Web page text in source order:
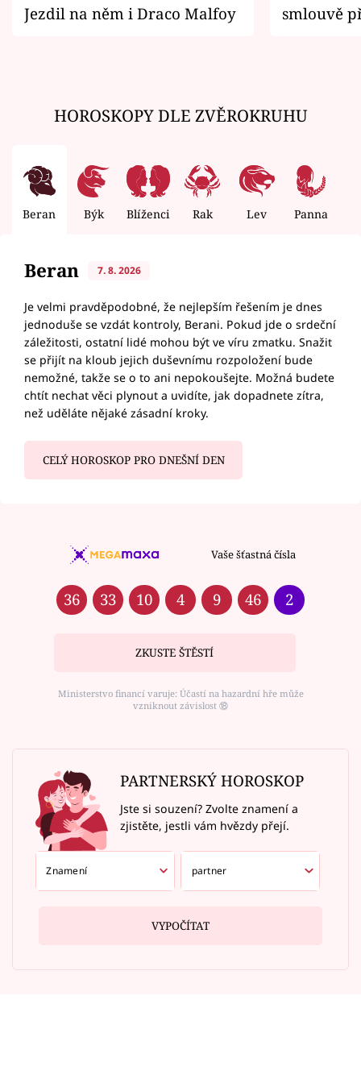
Jezdil na něm i Draco Malfoy
smlouvě
HOROSKOPY DLE ZVĚROKRUHU
Beran Býk Blíženci Rak Lev Panna
Beran 7. 8. 2026
Je velmi pravděpodobné, že nejlepším řešením je dnes
jednoduše se vzdát kontroly, Berani. Pokud jde o srdeční
záležitosti, ostatní lidé mohou být ve víru zmatku. Snažit
se přijít na kloub jejich duševnímu rozpoložení bude
nemožné, takže se o to ani nepokoušejte. Možná budete
chtít nechat věci plynout a uvidíte, jak dopadnete zítra,
než uděláte nějaké zásadní kroky.
CELÝ HOROSKOP PRO DNEŠNÍ DEN
Vaše šťastná čísla
36 33 10 4 9 46 2
ZKUSTE ŠTĚSTÍ
Ministerstvo financí varuje: Účastí na hazardní hře může
vzniknout závislost ⑱
PARTNERSKÝ HOROSKOP
Jste si souzení? Zvolte znamení a
zjistěte, jestli vám hvězdy přejí.
VYPOČÍTAT